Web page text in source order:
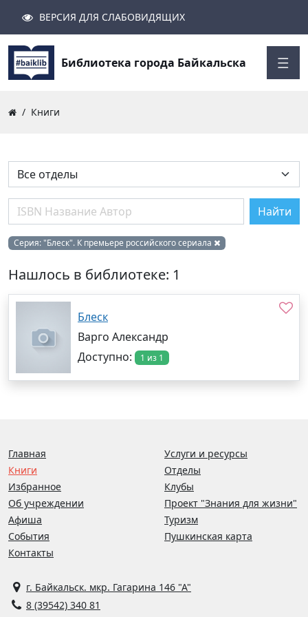
Найти
Серия:"Блеск". К премьере российского сериала
Нашлось в библиотеке: 1
Блеск
Варго Александр
Доступно:
1 из 1
Поиск
Найти
ВЕРСИЯ ДЛЯ СЛАБОВИДЯЩИХ
Библиотека города Байкальска
Книги
г. Байкальск. мкр. Гагарина 146 "А"
8 (39542) 340 81
Главная
Книги
Избранное
Об учреждении
Афиша
События
Контакты
Услуги и ресурсы
Отделы
Клубы
Проект "Знания для жизни"
Туризм
Пушкинская карта